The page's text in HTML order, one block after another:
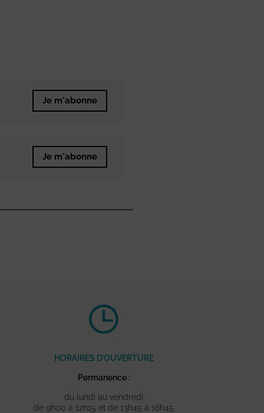
Je m'abonne
Je m'abonne
HORAIRES D’OUVERTURE
Permanence :
du lundi au vendredi
de 9h00 à 12h15 et de 13h45 à 16h45